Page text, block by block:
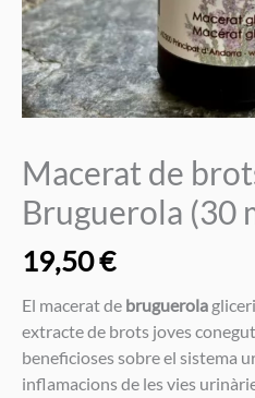
Macerat de
Bruguerola (30
19,50€
El macerat de bruguerola
extracte de brots joves
beneficioses sobre el sistema
inflamacions de les vies